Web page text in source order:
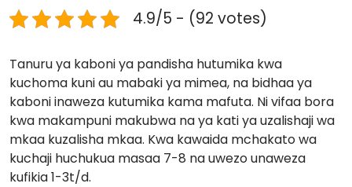
4.9/5 - (92 votes)
Tanuru ya kaboni ya pandisha hutumika kwa
kuchoma kuni au mabaki ya mimea, na bidhaa ya
kaboni inaweza kutumika kama mafuta. Ni vifaa bora
kwa makampuni makubwa na ya kati ya uzalishaji wa
mkaa kuzalisha mkaa. Kwa kawaida mchakato wa
kuchaji huchukua masaa 7-8 na uwezo unaweza
kufikia 1-3t/d.